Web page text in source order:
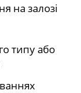
на залозі
типу або